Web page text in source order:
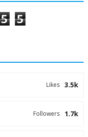
5 5
3.5k
Likes
1.7k
Followers